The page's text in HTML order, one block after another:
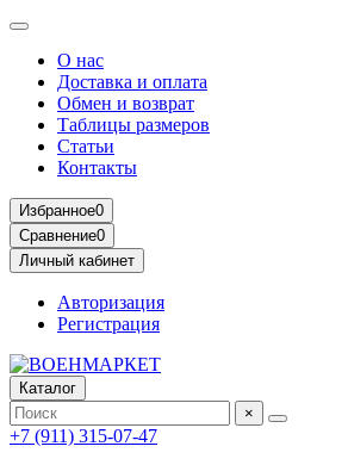
О нас
Доставка и оплата
Обмен и возврат
Таблицы размеров
Статьи
Контакты
Избранное0
Сравнение0
Личный кабинет
Авторизация
Регистрация
Каталог
×
+7 (911) 315-07-47